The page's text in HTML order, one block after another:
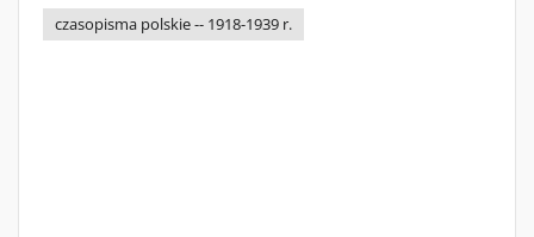
czasopisma polskie -- 1918-1939 r.